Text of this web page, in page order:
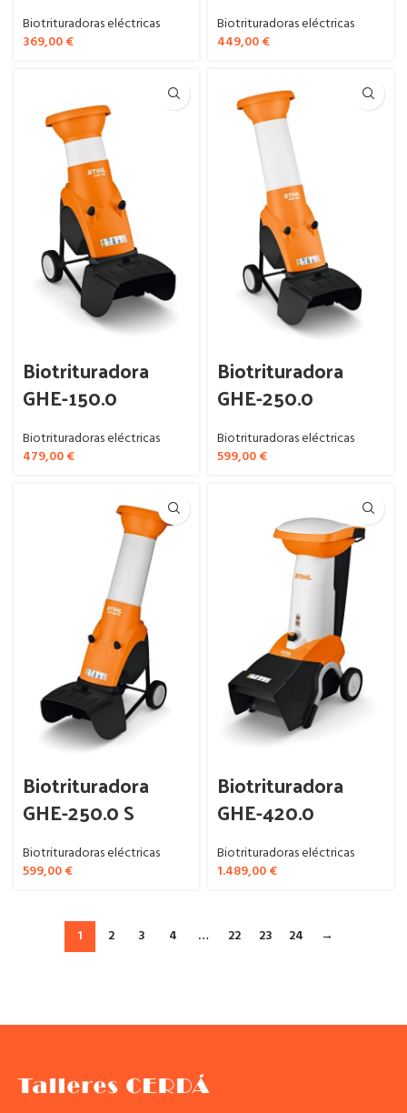
Biotrituradoras eléctricas
369,00€
Biotrituradoras eléctricas
449,00€
Biotrituradora
GHE-150.0
Biotrituradoras eléctricas
479,00€
Biotrituradora
GHE-250.0
Biotrituradoras eléctricas
599,00€
Biotrituradora
GHE-250.0 S
Biotrituradoras eléctricas
599,00€
Biotrituradora
GHE-420.0
Biotrituradoras eléctricas
1.489,00€
1 2 3 4 … 22 23 24 →